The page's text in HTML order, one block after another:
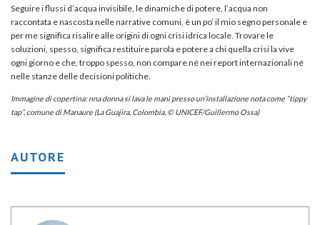
Seguire i flussi d’acqua invisibile, le dinamiche di potere, l’acqua non
raccontata e nascosta nelle narrative comuni, è un po’ il mio segno personale e
per me significa risalire alle origini di ogni crisi idrica locale. Trovare le
soluzioni, spesso, significa restituire parola e potere a chi quella crisi la vive
ogni giorno e che, troppo spesso, non compare né nei report internazionali né
nelle stanze delle decisioni politiche.
Immagine di copertina: nna donna si lava le mani presso un’installazione nota come “tippy
tap”, comune di Manaure (La Guajira, Colombia, © UNICEF/Guillermo Ossa)
AUTORE